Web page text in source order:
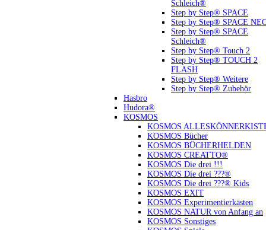
Schleich®
Step by Step® SPACE
Step by Step® SPACE
Step by Step® SPACE
Schleich®
Step by Step® Touch 2
Step by Step® TOUCH 2
FLASH
Step by Step® Weitere
Step by Step® Zubehör
Hasbro
Hudora®
KOSMOS
KOSMOS
KOSMOS Bücher
KOSMOS BÜCHERHELDEN
KOSMOS CREATTO®
KOSMOS Die drei !!!
KOSMOS Die drei ???®
KOSMOS Die drei ???® Kids
KOSMOS EXIT
KOSMOS Experimentierkästen
KOSMOS NATUR von Anfang an
KOSMOS Sonstiges